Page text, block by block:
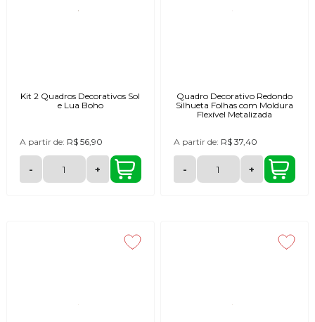
Kit 2 Quadros Decorativos Sol
e Lua Boho
A partir de: R$ 56,90
- +
Quadro Decorativo Redondo
Silhueta Folhas com Moldura
Flexível Metalizada
A partir de: R$ 37,40
- +